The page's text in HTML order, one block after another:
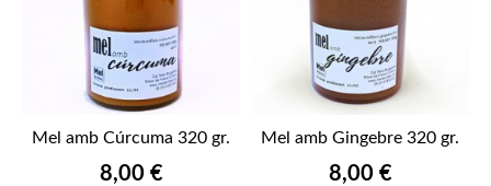
Mel amb Cúrcuma 320 gr.
Preu
8,00 €
Mel amb Gingebre 320 gr.
Preu
8,00 €